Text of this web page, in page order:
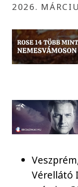
2026.
Vérellátó